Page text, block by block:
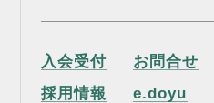
入会受付 お問合せ
採用情報
e.doyu